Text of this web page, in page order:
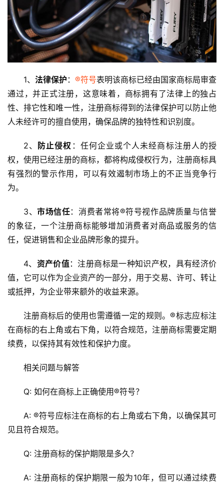
1、 法律保护 ： ®符号表明该商标已经由国家商标局审查
通过，并正式注册，这意味着，商标拥有了法律上的独占
性、排它性和唯一性，注册商标得到的法律保护可以防止他
人未经许可的擅自使用，确保品牌的独特性和识别度。
2、 防止侵权 ：任何企业或个人未经商标注册人的授
权，使用已经注册的商标，都将构成侵权行为，注册商标具
有强烈的警示作用，可以有效遏制市场上的不正当竞争行
为。
3、市场信任：消费者常将®符号视作品牌质量与信誉
的象征，一个注册商标能够增加消费者对商品或服务的信
任，促进销售和企业品牌形象的提升。
4、 资产价值：注册商标是一种知识产权，具有经济价
值，它可以作为企业资产的一部分，用于交易、许可、转让
或抵押，为企业带来额外的收益来源。
注册商标后的使用也需遵循一定的规则。®标志应标注
在商标的右上角或右下角，以符合规范，注册商标需要定期
续费，以保持其有效性和保护力度。
相关问题与解答
Q: 如何在商标上正确使用®符号？
A: ®符号应标注在商标的右上角或右下角，以确保其可
见且符合规范。
Q: 注册商标的保护期限是多久？
A: 注册商标的保护期限一般为10年，但可以通过续费